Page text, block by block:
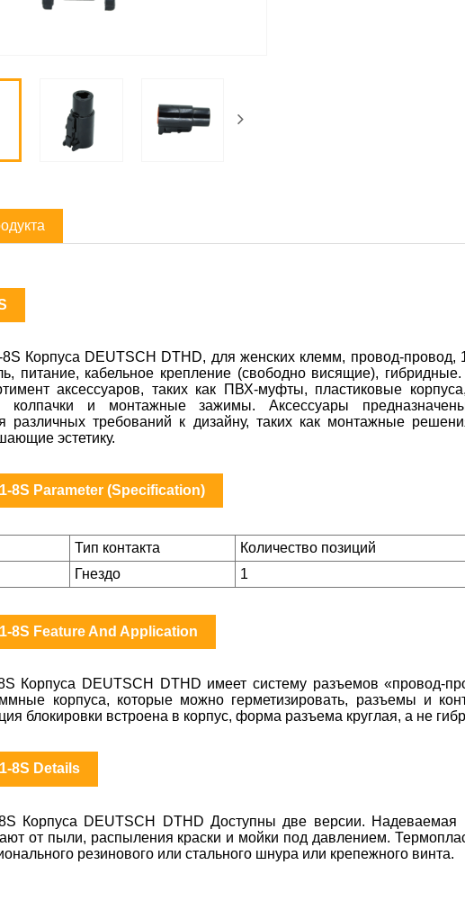
Корпуса DEUTSCH DTHD, для женских клемм, провод-провод,
питание, кабельное крепление (свободно висящие),
аксессуаров, таких как ПВХ-муфты, пластиковые
колпачки и монтажные зажимы. Аксессуары
различных требований к дизайну, таких как монтажные
эстетику.
8S Parameter (Specification)
Тип контакта Количество позиций
Гнездо 1
8S Feature And Application
Корпуса DEUTSCH DTHD имеет систему разъемов «провод-
корпуса, которые можно герметизировать, разъемы и
блокировки встроена в корпус, форма разъема круглая, а не
8S Details
Корпуса DEUTSCH DTHD Доступны две версии. Надеваемая
от пыли, распыления краски и мойки под давлением.
резинового или стального шнура или крепежного винта.